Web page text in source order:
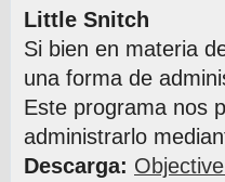
Little Snitch
Si bien en materia
una forma de
Este programa nos
administrarlo
Descarga: